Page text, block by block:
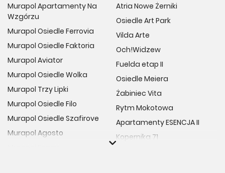
Murapol Apartamenty Na
Wzgórzu
Murapol Osiedle Ferrovia
Murapol Osiedle Faktoria
Murapol Aviator
Murapol Osiedle Wolka
Murapol Trzy Lipki
Murapol Osiedle Filo
Murapol Osiedle Szafirove
Murapol Agosto
Atria Nowe Żerniki
Osiedle Art Park
Vilda Arte
Och!Widzew
Fuelda etap II
Osiedle Meiera
Żabiniec Vita
Rytm Mokotowa
Apartamenty ESENCJA II
Kopernika 71